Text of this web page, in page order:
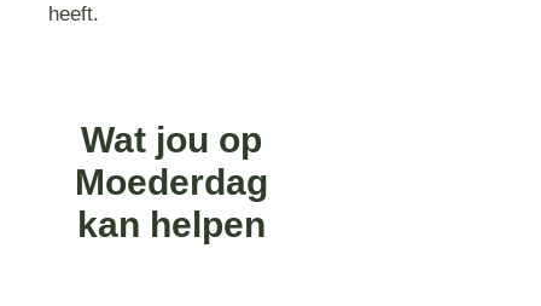
heeft.
Wat jou op
Moederdag
kan helpen